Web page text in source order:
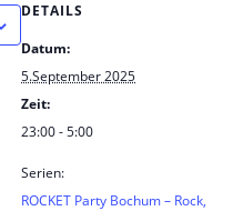
DETAILS
Datum:
5.September 2025
Zeit:
23:00 - 5:00
Serien:
ROCKET Party Bochum – Rock,